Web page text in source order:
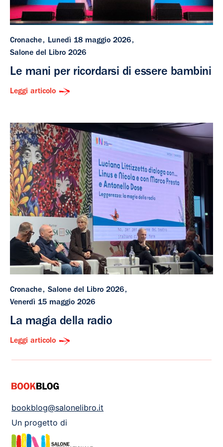
Cronache
Lunedì 18 maggio 2026
Salone del Libro 2026
Le mani per ricordarsi di essere bambini
Leggi articolo
Cronache
Salone del Libro 2026
Venerdì 15 maggio 2026
La magia della radio
Leggi articolo
bookblog@salonelibro.it
Un progetto di